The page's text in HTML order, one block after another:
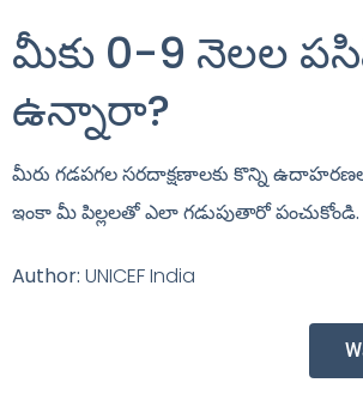
మీకు 0-9 నెలల
ఉన్నారా?
మీరు గడపగల సరదాక్షణాలకు కొన్ని
ఇంకా మీ పిల్లలతో ఎలా గడుపుతారో పంచుకోండి.
Author: UNICEF India